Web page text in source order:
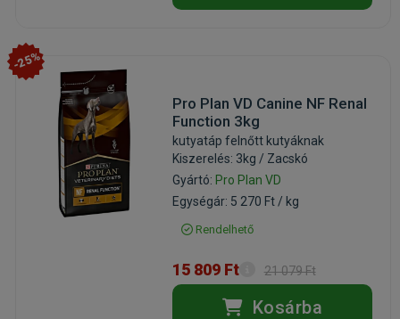
-25%
Pro Plan VD Canine NF Renal
Function 3kg
kutyatáp felnőtt kutyáknak
Kiszerelés: 3kg / Zacskó
Gyártó: Pro Plan VD
Egységár: 5 270 Ft / kg
Rendelhető
15 809 Ft 21 079 Ft
Kosárba